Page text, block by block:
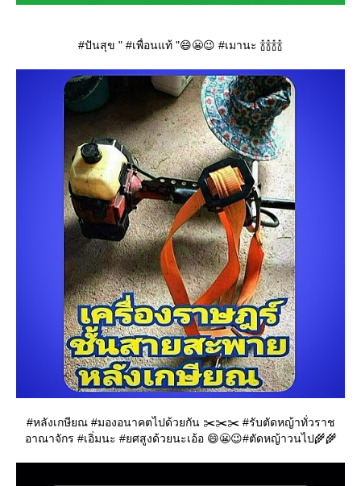
#ปันสุข " #เพื่อนแท้ "😄😬😉 #เมานะ 🍾🍾🍾🍾
#หลังเกษียณ #มองอนาคตไปด้วยกัน ✂️✂️✂️ #รับตัดหญ้าทั่วราช
อาณาจักร #เอิ่มนะ #ยศสูงด้วยนะเอ้อ 😄😬😉#ตัดหญ้าวนไป🌾🌾